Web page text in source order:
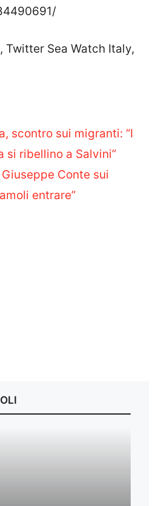
Twitter Sea Watch Italy,
scontro sui migranti: “I
si ribellino a Salvini”
Conte sui
entrare”